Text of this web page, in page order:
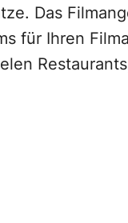
Das
für Ihren